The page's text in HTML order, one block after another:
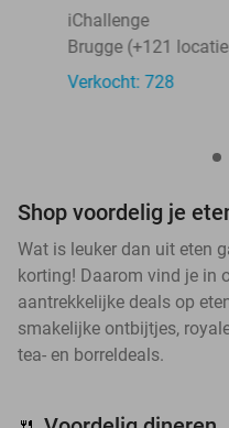
iChallenge
Brugge (+121
Verkocht: 728
Shop voordelig je
Wat is leuker dan uit eten
korting! Daarom vind je in
aantrekkelijke deals op
smakelijke ontbijtjes,
tea- en borreldeals.